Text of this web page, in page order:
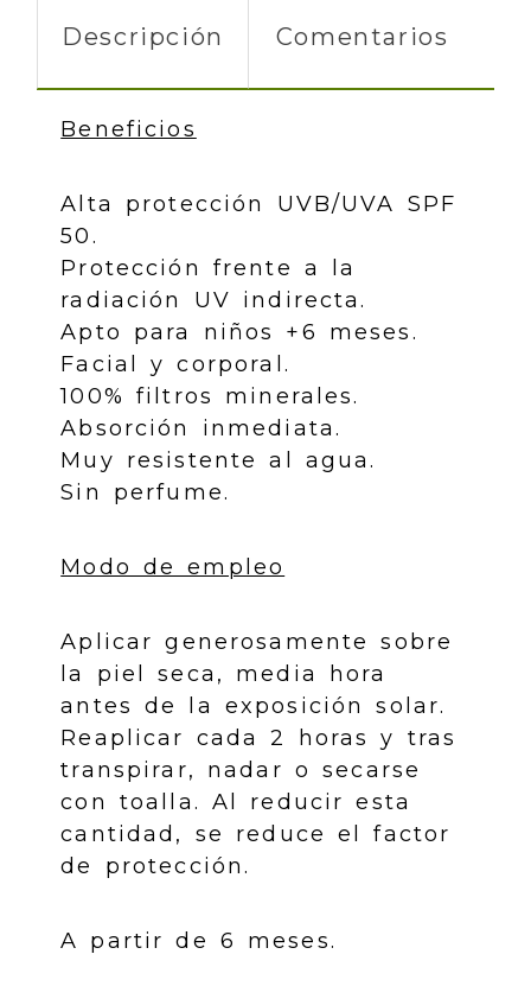
Descripción Comentarios
Beneficios
Alta protección UVB/UVA SPF
50.
Protección frente a la
radiación UV indirecta.
Apto para niños +6 meses.
Facial y corporal.
100% filtros minerales.
Absorción inmediata.
Muy resistente al agua.
Sin perfume.
Modo de empleo
Aplicar generosamente sobre
la piel seca, media hora
antes de la exposición solar.
Reaplicar cada 2 horas y tras
transpirar, nadar o secarse
con toalla. Al reducir esta
cantidad, se reduce el factor
de protección.
A partir de 6 meses.